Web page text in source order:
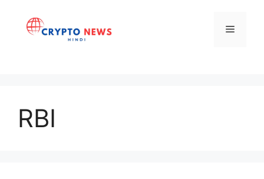
content
Menu
RBI